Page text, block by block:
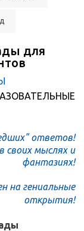
для
ответов!
своих мыслях и
фантазиях!
на гениальные
открытия!